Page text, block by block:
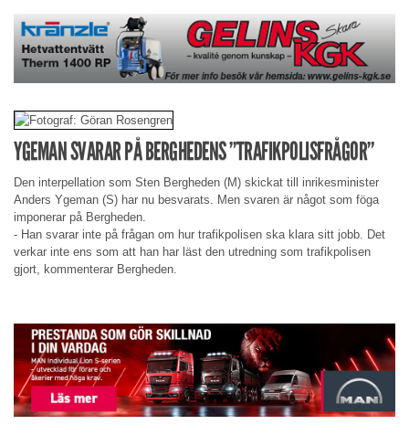
YGEMAN SVARAR PÅ BERGHEDENS ”TRAFIKPOLISFRÅGOR”
Den interpellation som Sten Bergheden (M) skickat till inrikesminister
Anders Ygeman (S) har nu besvarats. Men svaren är något som föga
imponerar på Bergheden.
- Han svarar inte på frågan om hur trafikpolisen ska klara sitt jobb. Det
verkar inte ens som att han har läst den utredning som trafikpolisen
gjort, kommenterar Bergheden.